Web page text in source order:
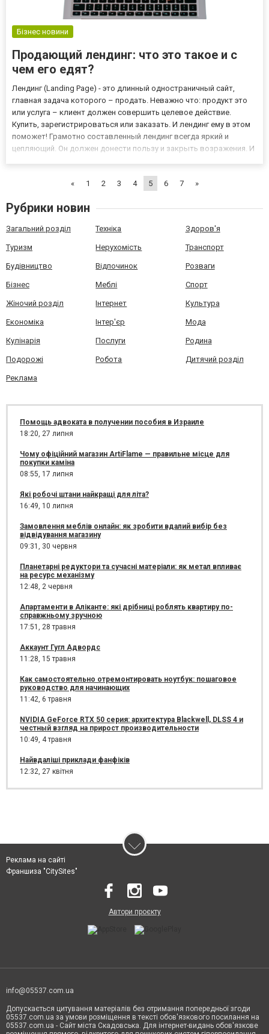
Бізнес новини
Продающий лендинг: что это такое и с
чем его едят?
Лендинг (Landing Page) - это длинный одностраничный сайт,
главная задача которого – продать. Неважно что: продукт это
или услуга – клиент должен совершить целевое действие.
Купить, зарегистрироваться или заказать. И лендинг ему в этом
поможет! Грамотно составленный лендинг всегда яркий и
цепляющий. Он должен донести пользу и закрыть возражения. И
«
1 2 3 4 5 6 7 »
Рубрики новин
Загальний розділ Техніка Здоров'я
Туризм Нерухомість Транспорт
Будівництво Відпочинок Розваги
Бізнес Меблі Спорт
Жіночий розділ Інтернет Культура
Економіка Інтер'єр Мода
Кулінарія Послуги Родина
Подорожі Робота Дитячий розділ
Реклама
Помощь адвоката в получении пособия в Израиле
18:20, 27 липня
Чому офіційний магазин ArtiFlame — правильне місце для
покупки каміна
08:55, 17 липня
Які робочі штани найкращі для літа?
16:49, 10 липня
Замовлення меблів онлайн: як зробити вдалий вибір без
відвідування магазину
09:31, 30 червня
Планетарні редуктори та сучасні матеріали: як метал впливає
на ресурс механізму
12:48, 2 червня
Апартаменти в Аліканте: які дрібниці роблять квартиру по-
справжньому зручною
17:51, 28 травня
Аккаунт Гугл Адвордс
11:28, 15 травня
Как самостоятельно отремонтировать ноутбук: пошаговое
руководство для начинающих
11:42, 6 травня
NVIDIA GeForce RTX 50 серия: архитектура Blackwell, DLSS 4 и
честный взгляд на прирост производительности
10:49, 4 травня
Найвдаліші приклади фанфіків
12:32, 27 квітня
Реклама на сайті
Франшиза "CitySites"
Автори проєкту
info@05537.com.ua
Допускається цитування матеріалів без отримання попередньої згоди
05537.com.ua за умови розміщення в тексті обов'язкового посилання на
05537.com.ua - Сайт міста Скадовська. Для інтернет-видань обов'язкове